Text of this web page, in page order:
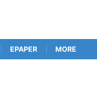
EPAPER MORE